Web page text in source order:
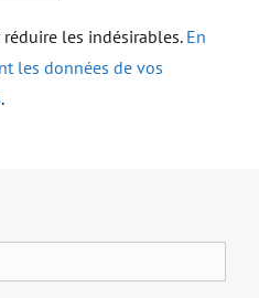
les indésirables. En
les données de vos
.